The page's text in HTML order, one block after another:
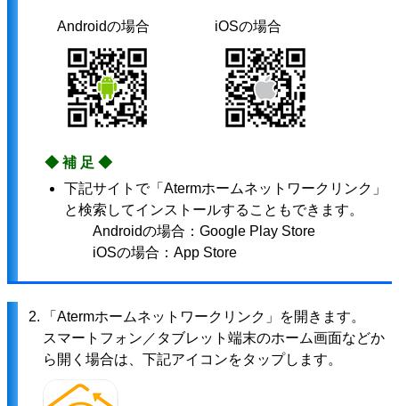
Androidの場合 iOSの場合
◆補足◆
下記サイトで「Atermホームネットワークリンク」
と検索してインストールすることもできます。
Androidの場合：Google Play Store
iOSの場合：App Store
2.
「Atermホームネットワークリンク」を開きます。
スマートフォン／タブレット端末のホーム画面などか
ら開く場合は、下記アイコンをタップします。